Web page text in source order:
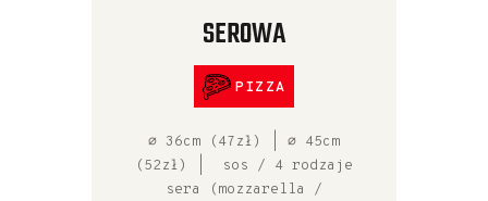
SEROWA
PIZZA
⌀ 36cm (47zł) | ⌀ 45cm
(52zł) | sos / 4 rodzaje
sera (mozzarella /